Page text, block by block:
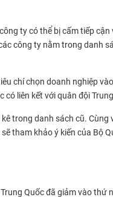
ty có thể bị cấm tiếp
công ty nằm trong danh
chí chọn doanh nghiệp
liên kết với quân đội
trong danh sách cũ. Cùng
tham khảo ý kiến của Bộ
Quốc đã giảm vào thứ